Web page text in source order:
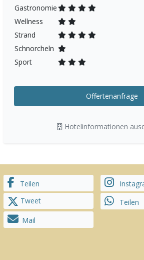
Gastronomie
Wellness
Strand
Schnorcheln
Sport
Offertenanfrage
Hotelinformationen
Teilen
Tweet
Teilen
Mail